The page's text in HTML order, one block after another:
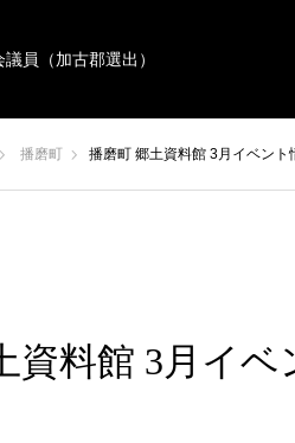
員（加古郡選出）
播磨町 播磨町 郷土資料館 3月イベント
資料館 3月イベ